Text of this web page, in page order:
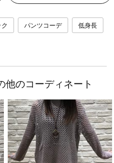
パンツコーデ 低身長
他のコーディネート